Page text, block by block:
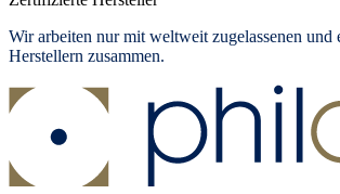
Wir arbeiten nur mit weltweit zugelassenen und
Herstellern zusammen.